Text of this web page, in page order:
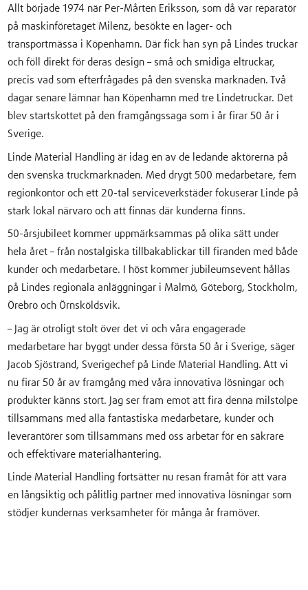
Allt började 1974 när Per-Mårten Eriksson, som då var reparatör
på maskinföretaget Milenz, besökte en lager- och
transportmässa i Köpenhamn. Där fick han syn på Lindes truckar
och föll direkt för deras design – små och smidiga eltruckar,
precis vad som efterfrågades på den svenska marknaden. Två
dagar senare lämnar han Köpenhamn med tre Lindetruckar. Det
blev startskottet på den framgångssaga som i år firar 50 år i
Sverige.
Linde Material Handling är idag en av de ledande aktörerna på
den svenska truckmarknaden. Med drygt 500 medarbetare, fem
regionkontor och ett 20-tal serviceverkstäder fokuserar Linde på
stark lokal närvaro och att finnas där kunderna finns.
50-årsjubileet kommer uppmärksammas på olika sätt under
hela året – från nostalgiska tillbakablickar till firanden med både
kunder och medarbetare. I höst kommer jubileumsevent hållas
på Lindes regionala anläggningar i Malmö, Göteborg, Stockholm,
Örebro och Örnsköldsvik.
– Jag är otroligt stolt över det vi och våra engagerade
medarbetare har byggt under dessa första 50 år i Sverige, säger
Jacob Sjöstrand, Sverigechef på Linde Material Handling. Att vi
nu firar 50 år av framgång med våra innovativa lösningar och
produkter känns stort. Jag ser fram emot att fira denna milstolpe
tillsammans med alla fantastiska medarbetare, kunder och
leverantörer som tillsammans med oss arbetar för en säkrare
och effektivare materialhantering.
Linde Material Handling fortsätter nu resan framåt för att vara
en långsiktig och pålitlig partner med innovativa lösningar som
stödjer kundernas verksamheter för många år framöver.